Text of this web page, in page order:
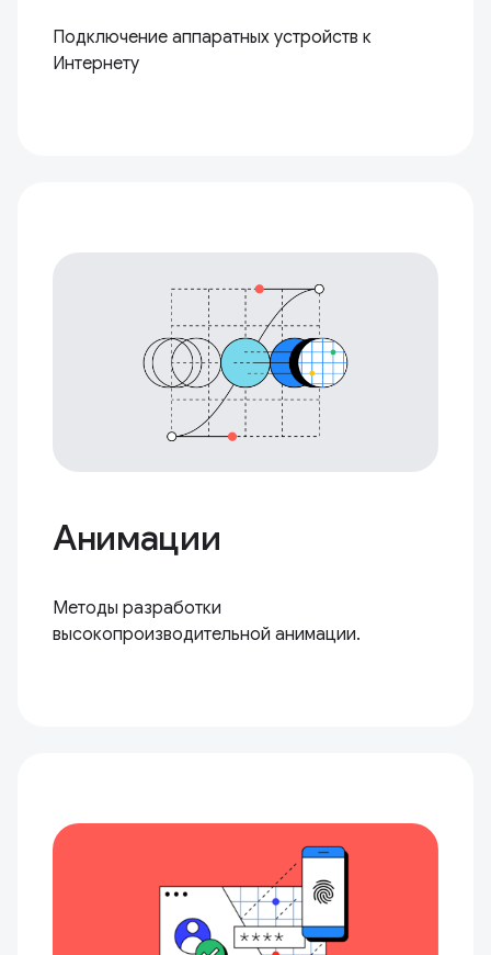
Подключение аппаратных устройств к
Интернету
Анимации
Методы разработки
высокопроизводительной анимации.